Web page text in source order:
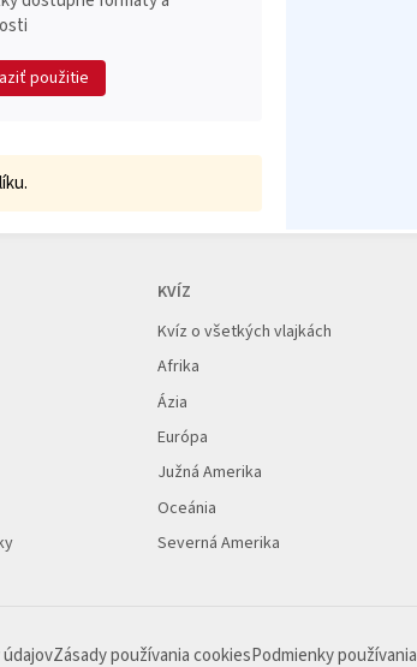
použitie
KVÍZ
Kvíz o všetkých vlajkách
Afrika
Ázia
Európa
Južná Amerika
Oceánia
Severná Amerika
Zásady používania cookiesPodmienky používania